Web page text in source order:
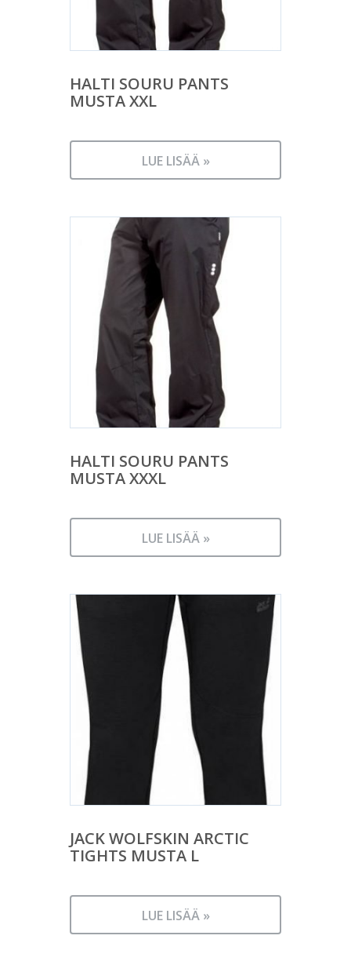
HALTI SOURU PANTS
MUSTA XXL
LUE LISÄÄ »
HALTI SOURU PANTS
MUSTA XXXL
LUE LISÄÄ »
JACK WOLFSKIN ARCTIC
TIGHTS MUSTA L
LUE LISÄÄ »